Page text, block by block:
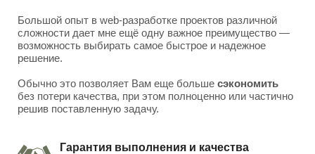
Большой опыт в web-разработке проектов различной
сложности дает мне ещё одну важное преимущество —
возможность выбирать самое быстрое и надежное
решение.
Обычно это позволяет Вам еще больше сэкономить
без потери качества, при этом полноценно или частично
решив поставленную задачу.
Гарантия выполнения и качества